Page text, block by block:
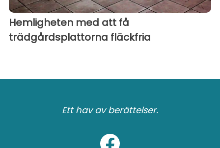
Hemligheten med att få
trädgårdsplattorna fläckfria
Ett hav av berättelser.